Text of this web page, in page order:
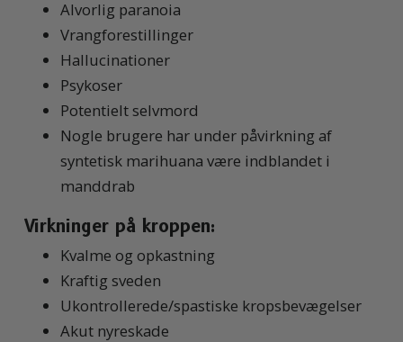
Alvorlig paranoia
Vrangforestillinger
Hallucinationer
Psykoser
Potentielt selvmord
Nogle brugere har under påvirkning af
syntetisk marihuana være indblandet i
manddrab
Virkninger på kroppen:
Kvalme og opkastning
Kraftig sveden
Ukontrollerede/spastiske kropsbevægelser
Akut nyreskade